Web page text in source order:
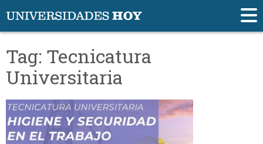
Tag: Tecnicatura
Universitaria